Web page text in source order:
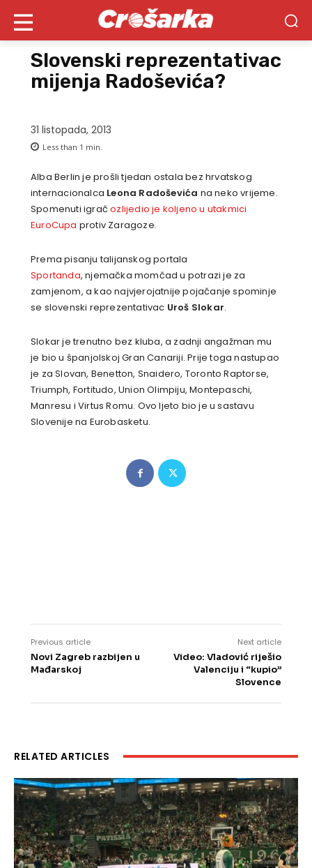
Slovenski reprezentativac
mijenja Radoševića?
31 listopada, 2013
Less than 1 min.
Alba Berlin je prošli tjedan ostala bez hrvatskog
internacionalca Leona Radoševića na neko vrijeme.
Spomenuti igračozlijedio je koljeno u utakmici
EuroCupa protiv Zaragoze.
Prema pisanju talijanskog portala
Sportanda, njemačka momčad u potrazi je za
zamjenom, a kao najvjerojatnije pojačanje spominje
se slovenski reprezentativac Uroš Slokar.
Slokar je trenutno bez kluba, a zadnji angažman mu
je bio u španjolskoj Gran Canariji. Prije toga nastupao
je za Slovan, Benetton, Snaidero, Toronto Raptorse,
Triumph, Fortitudo, Union Olimpiju, Montepaschi,
Manresu i Virtus Romu. Ovo ljeto bio je u sastavu
Slovenije na Eurobasketu.
Previous article
Novi Zagreb razbijen u
Mađarskoj
Next article
Video: Vladović riješio
Valenciju i “kupio”
Slovence
RELATED ARTICLES